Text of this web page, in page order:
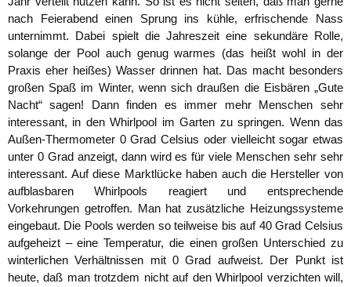
nach Feierabend einen Sprung ins kühle, erfrischende Nass
unternimmt. Dabei spielt die Jahreszeit eine sekundäre Rolle,
solange der Pool auch genug warmes (das heißt wohl in der
Praxis eher heißes) Wasser drinnen hat. Das macht besonders
großen Spaß im Winter, wenn sich draußen die Eisbären „Gute
Nacht“ sagen! Dann finden es immer mehr Menschen sehr
interessant, in den Whirlpool im Garten zu springen. Wenn das
Außen-Thermometer 0 Grad Celsius oder vielleicht sogar etwas
unter 0 Grad anzeigt, dann wird es für viele Menschen sehr sehr
interessant. Auf diese Marktlücke haben auch die Hersteller von
aufblasbaren Whirlpools reagiert und entsprechende
Vorkehrungen getroffen. Man hat zusätzliche Heizungssysteme
eingebaut. Die Pools werden so teilweise bis auf 40 Grad Celsius
aufgeheizt – eine Temperatur, die einen großen Unterschied zu
winterlichen Verhältnissen mit 0 Grad aufweist. Der Punkt ist
heute, daß man trotzdem nicht auf den Whirlpool verzichten will,